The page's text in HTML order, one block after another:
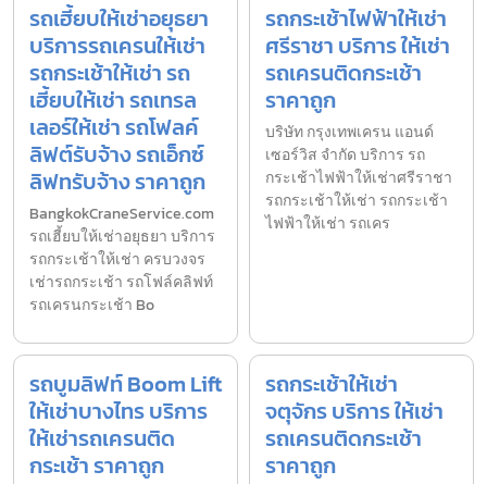
รถเฮี้ยบให้เช่าอยุธยา
บริการรถเครนให้เช่า
รถกระเช้าให้เช่า รถ
เฮี้ยบให้เช่า รถเทรล
เลอร์ให้เช่า รถโฟลค์
ลิฟต์รับจ้าง รถเอ็กซ์
ลิฟทรับจ้าง ราคาถูก
BangkokCraneService.com
รถเฮี้ยบให้เช่าอยุธยา บริการ
รถกระเช้าให้เช่า ครบวงจร
เช่ารถกระเช้า รถโฟล์คลิฟท์
รถเครนกระเช้า Bo
รถกระเช้าไฟฟ้าให้เช่า
ศรีราชา บริการ ให้เช่า
รถเครนติดกระเช้า
ราคาถูก
บริษัท กรุงเทพเครน แอนด์
เซอร์วิส จำกัด บริการ รถ
กระเช้าไฟฟ้าให้เช่าศรีราชา
รถกระเช้าให้เช่า รถกระเช้า
ไฟฟ้าให้เช่า รถเคร
รถบูมลิฟท์ Boom Lift
ให้เช่าบางไทร บริการ
ให้เช่ารถเครนติด
กระเช้า ราคาถูก
รถกระเช้าให้เช่า
จตุจักร บริการ ให้เช่า
รถเครนติดกระเช้า
ราคาถูก